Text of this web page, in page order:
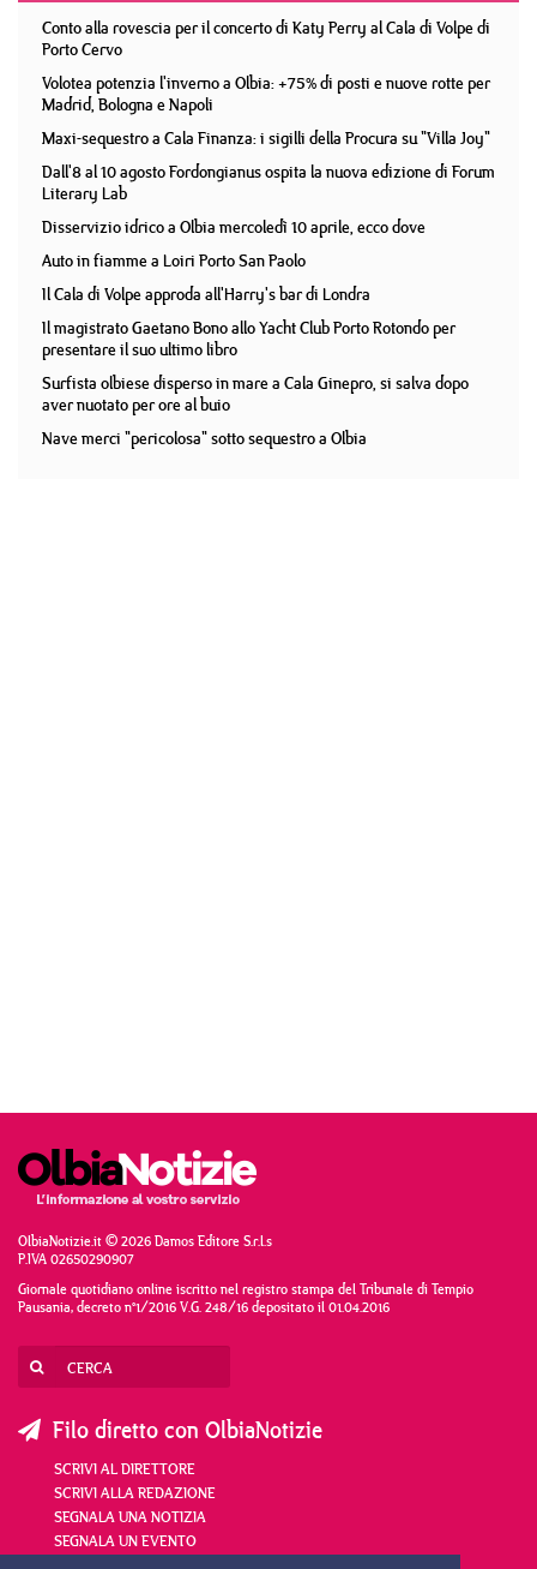
Conto alla rovescia per il concerto di Katy Perry al Cala di Volpe di
Porto Cervo
Volotea potenzia l'inverno a Olbia: +75% di posti e nuove rotte per
Madrid, Bologna e Napoli
Maxi-sequestro a Cala Finanza: i sigilli della Procura su "Villa Joy"
Dall'8 al 10 agosto Fordongianus ospita la nuova edizione di Forum
Literary Lab
Disservizio idrico a Olbia mercoledì 10 aprile, ecco dove
Auto in fiamme a Loiri Porto San Paolo
Il Cala di Volpe approda all'Harry's bar di Londra
Il magistrato Gaetano Bono allo Yacht Club Porto Rotondo per
presentare il suo ultimo libro
Surfista olbiese disperso in mare a Cala Ginepro, si salva dopo
aver nuotato per ore al buio
Nave merci "pericolosa" sotto sequestro a Olbia
OlbiaNotizie.it © 2026 Damos Editore S.r.l.s
P.IVA 02650290907
Giornale quotidiano online iscritto nel registro stampa del Tribunale di Tempio
Pausania, decreto n°1/2016 V.G. 248/16 depositato il 01.04.2016
Filo diretto con OlbiaNotizie
SCRIVI AL DIRETTORE
SCRIVI ALLA REDAZIONE
SEGNALA UNA NOTIZIA
SEGNALA UN EVENTO